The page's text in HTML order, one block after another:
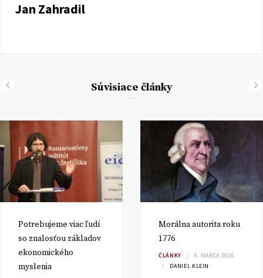
Jan Zahradil
Súvisiace články
Potrebujeme viac ľudí
so znalosťou základov
ekonomického
myslenia
Morálna autorita roku
1776
ČLÁNKY
9. MARCA 2026
DANIEL KLEIN